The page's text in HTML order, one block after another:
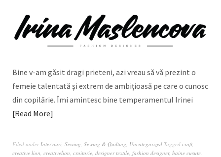
Bine v-am găsit dragi prieteni, azi vreau să vă prezint o
femeie talentată și extrem de ambițioasă pe care o cunosc
din copilărie. Îmi amintesc bine temperamentul Irinei
Read More
Filed under Interviuri Sewing Sewing & Quilting Uncategorized Tagged craft
creative lion creativelion croitorie designer textile fashion designer, haine cusute